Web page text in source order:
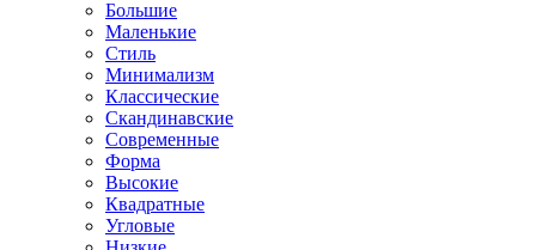
Большие
Маленькие
Стиль
Минимализм
Классические
Скандинавские
Современные
Форма
Высокие
Квадратные
Угловые